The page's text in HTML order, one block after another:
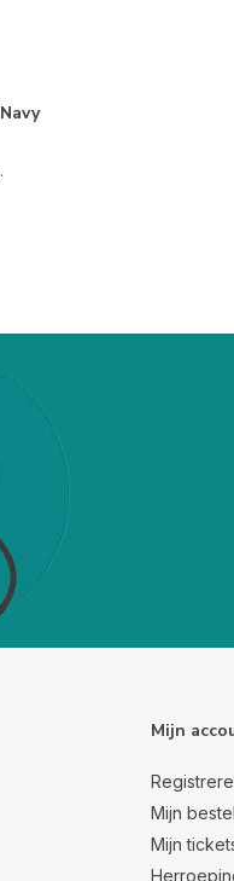
Mijn
Mijn
Mijn